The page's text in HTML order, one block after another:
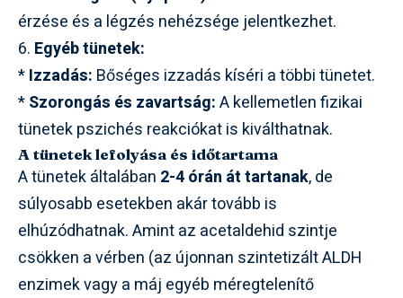
érzése és a légzés nehézsége jelentkezhet.
6. Egyéb tünetek:
*Izzadás: Bőséges izzadás kíséri a többi tünetet.
*Szorongás és zavartság:A kellemetlen fizikai
tünetek pszichés reakciókat is kiválthatnak.
A tünetek lefolyása és időtartama
A tünetek általában 2-4 órán át tartanak, de
súlyosabb esetekben akár tovább is
elhúzódhatnak. Amint az acetaldehid szintje
csökken a vérben (az újonnan szintetizált ALDH
enzimek vagy a máj egyéb méregtelenítő